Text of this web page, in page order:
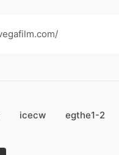
icecw
egthe1-2